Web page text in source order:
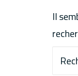
Il